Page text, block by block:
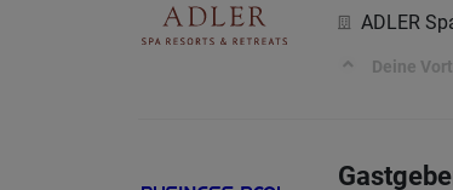
ADLER
Deine